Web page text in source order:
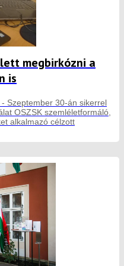
megbirkózni a
is
Szeptember 30-án sikerrel
OSZSK szemléletformáló,
alkalmazó célzott